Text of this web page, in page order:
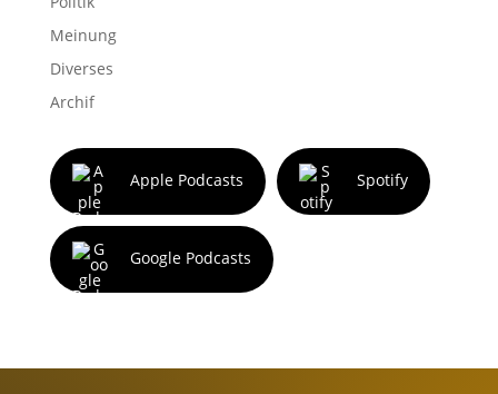
Meinung
Diverses
Archif
Apple Podcasts Spotify
Google Podcasts